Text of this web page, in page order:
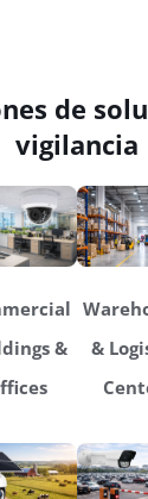
de
vigilancia
&
&